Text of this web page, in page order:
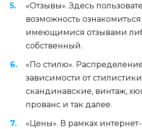
«Отзывы». Здесь
возможность
имеющимися отзывами
собственный.
«По стилю».
зависимости от
скандинавские, винтаж,
прованс и так далее.
«Цены». В рамках